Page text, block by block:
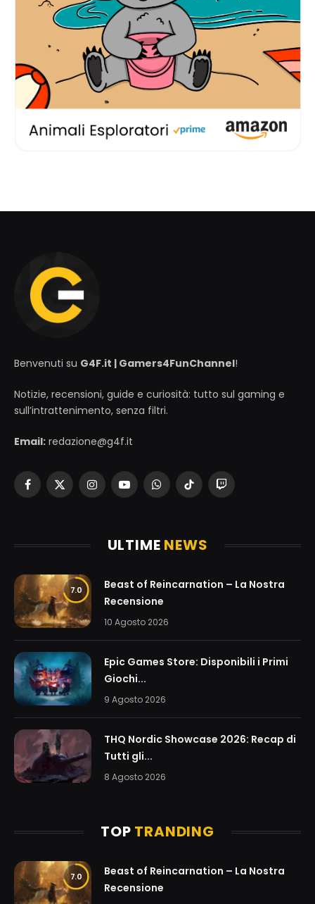
Benvenuti su G4F.it | Gamers4FunChannel!
Notizie, recensioni, guide e curiosità: tutto sul gaming e
sull’intrattenimento, senza filtri.
Email: redazione@g4f.it
Facebook
X
InstagramYouTubeWhatsAppTikTokTwitch
ULTIME NEWS
7.0
Beast of Reincarnation – La Nostra
Recensione
10 Agosto 2026
Epic Games Store: Disponibili i Primi
Giochi...
9 Agosto 2026
THQ Nordic Showcase 2026: Recap di
Tutti gli...
8 Agosto 2026
TOP TRANDING
7.0
Beast of Reincarnation – La Nostra
Recensione